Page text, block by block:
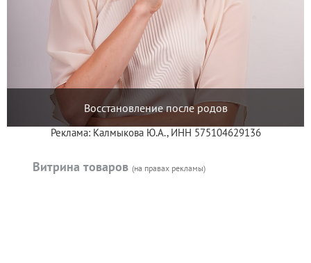
Восстановление после родов
Реклама: Калмыкова Ю.А., ИНН 575104629136
Витрина товаров (на правах рекламы)